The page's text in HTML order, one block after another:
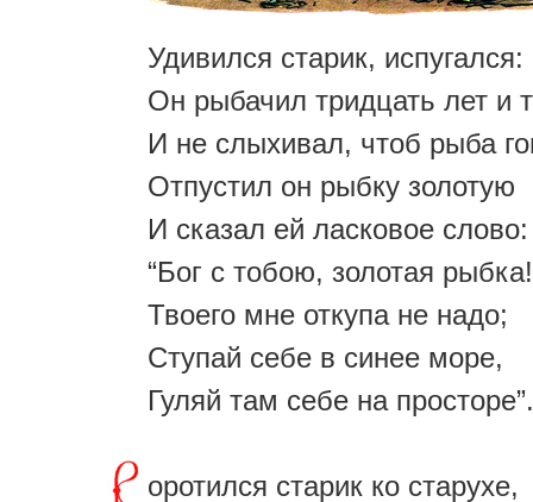
Удивился старик, испугался:
Он рыбачил тридцать лет и
И не слыхивал, чтоб рыба
Отпустил он рыбку золотую
И сказал ей ласковое слово:
“Бог с тобою, золотая рыбка!
Твоего мне откупа не надо;
Ступай себе в синее море,
Гуляй там себе на просторе”.
оротился старик ко старухе,